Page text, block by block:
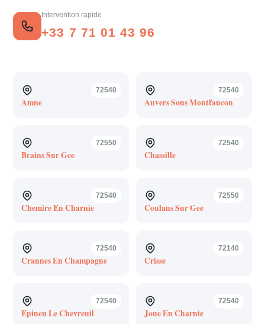
Intervention rapide
+33 7 71 01 43 96
72540
Amne
72540
Auvers Sous Montfaucon
72550
Brains Sur Gee
72540
Chassille
72540
Chemire En Charnie
72550
Coulans Sur Gee
72540
Crannes En Champagne
72140
Crisse
72540
Epineu Le Chevreuil
72540
Joue En Charnie